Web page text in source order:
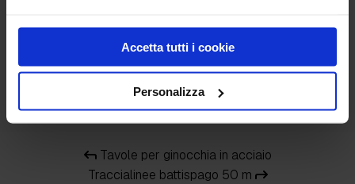
Accetta tutti i cookie
Personalizza
Tavole per ginocchia in acciaio
Traccialinee battispago 50 m
Adattatore per
manico a vite sottile
Adattatore scatto